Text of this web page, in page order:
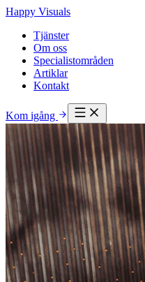
Happy Visuals
Tjänster
Om oss
Specialistområden
Artiklar
Kontakt
Kom igång